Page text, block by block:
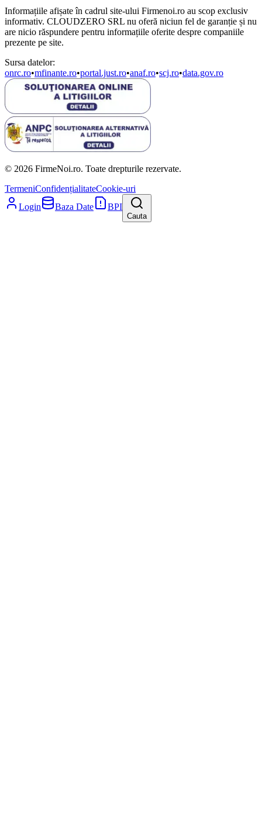
Informațiile afișate în cadrul site-ului Firmenoi.ro au scop exclusiv
informativ. CLOUDZERO SRL nu oferă niciun fel de garanție și nu
are nicio răspundere pentru informațiile oferite despre companiile
prezente pe site.
Sursa datelor:
onrc.ro•mfinante.ro•portal.just.ro•anaf.ro•scj.ro•data.gov.ro
© 2026 FirmeNoi.ro. Toate drepturile rezervate.
TermeniConfidențialitateCookie-uri
Login
Baza Date BPI
Cauta